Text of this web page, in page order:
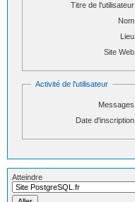
Titre de l'utilisateur
Nom
Lieu
Site Web
Activité de l'utilisateur
Messages
Date d'inscription
Atteindre